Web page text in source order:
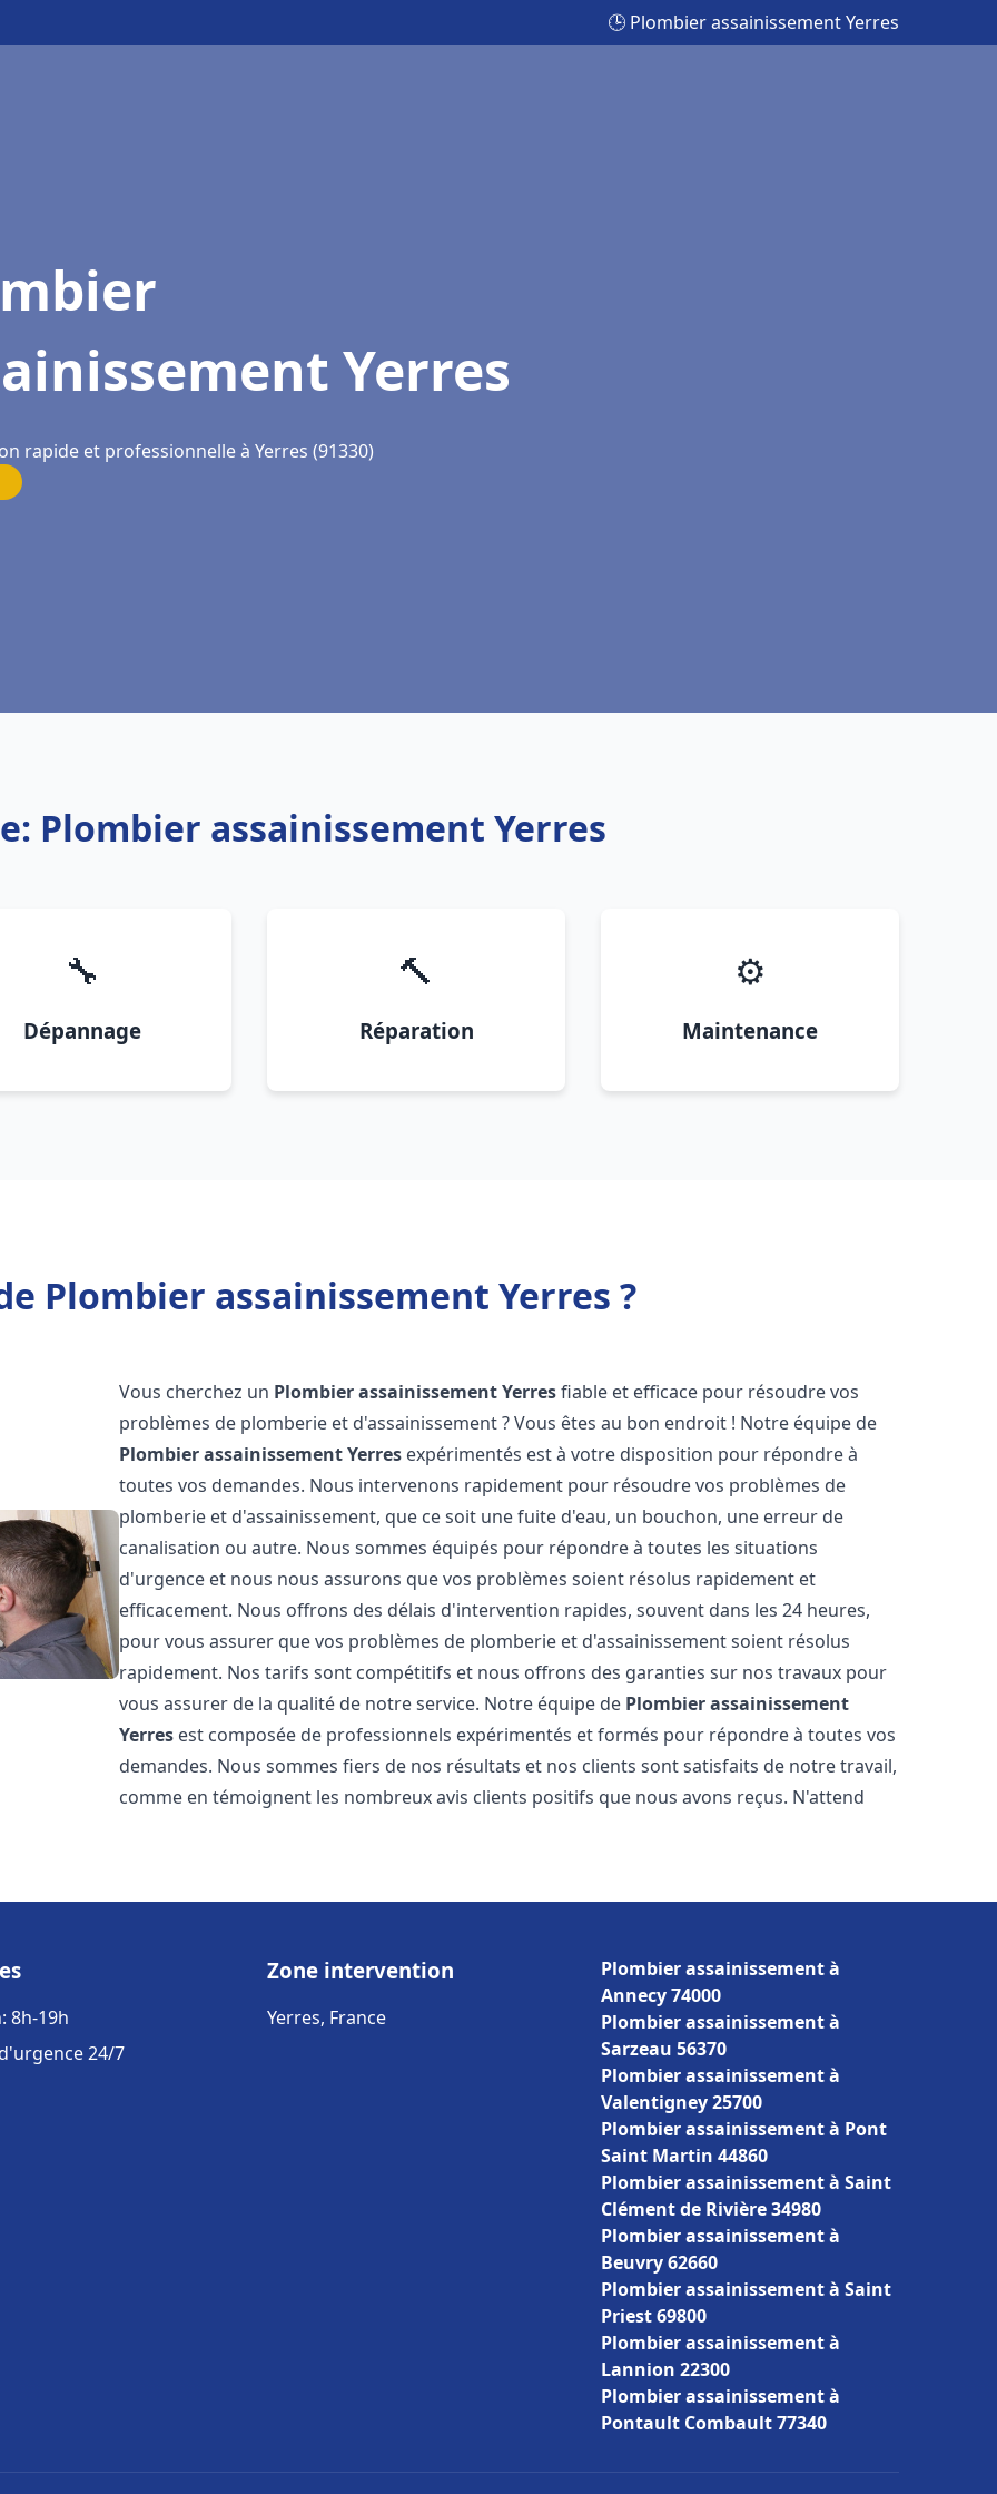
🕒 Plombier assainissement Yerres
Yerres
rapide et professionnelle à Yerres (91330)
Plombier assainissement Yerres
🔧
Dépannage
🔨
Réparation
⚙️
Maintenance
Plombier assainissement Yerres ?
Vous cherchez un Plombier assainissementYerresfiable et efficace pour résoudre vos
problèmes de plomberie et d'assainissement ? Vous êtes au bon endroit ! Notre équipe de
Plombier assainissementYerres expérimentés est à votre disposition pour répondre à
toutes vos demandes. Nous intervenons rapidement pour résoudre vos problèmes de
plomberie et d'assainissement, que ce soit une fuite d'eau, un bouchon, une erreur de
canalisation ou autre. Nous sommes équipés pour répondre à toutes les situations
d'urgence et nous nous assurons que vos problèmes soient résolus rapidement et
efficacement. Nous offrons des délais d'intervention rapides, souvent dans les 24 heures,
pour vous assurer que vos problèmes de plomberie et d'assainissement soient résolus
rapidement. Nos tarifs sont compétitifs et nous offrons des garanties sur nos travaux pour
vous assurer de la qualité de notre service. Notre équipe de Plombier assainissement
Yerres est composée de professionnels expérimentés et formés pour répondre à toutes vos
demandes. Nous sommes fiers de nos résultats et nos clients sont satisfaits de notre travail,
comme en témoignent les nombreux avis clients positifs que nous avons reçus. N'attend
8h-19h
24/7
Zone intervention
Yerres, France
Plombier assainissement à
Annecy 74000
Plombier assainissement à
Sarzeau 56370
Plombier assainissement à
Valentigney 25700
Plombier assainissement à Pont
Saint Martin 44860
Plombier assainissement à Saint
Clément de Rivière 34980
Plombier assainissement à
Beuvry 62660
Plombier assainissement à Saint
Priest 69800
Plombier assainissement à
Lannion 22300
Plombier assainissement à
Pontault Combault 77340